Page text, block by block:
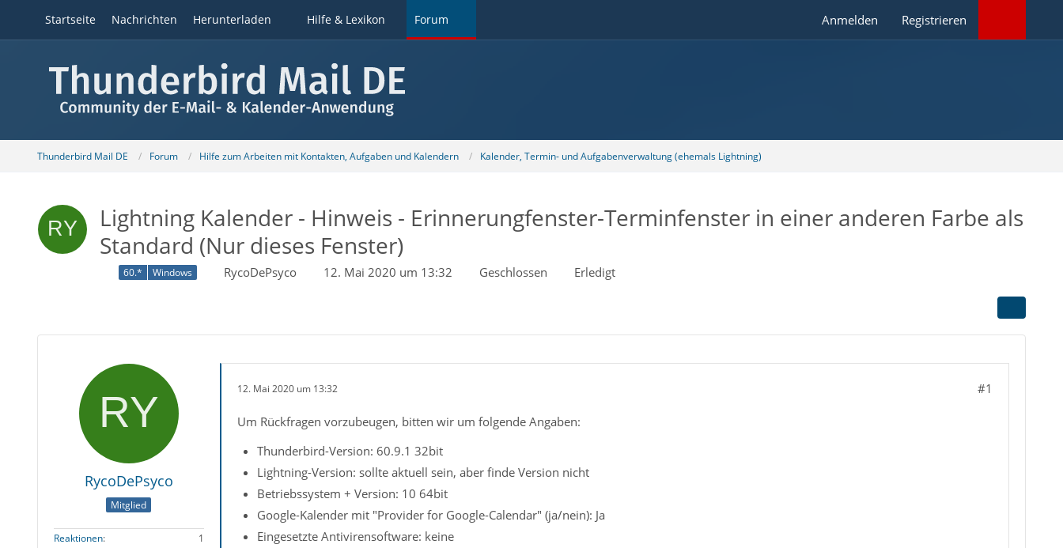
Startseite Nachrichten Herunterladen Hilfe & Lexikon Forum Anmelden Registrieren
Thunderbird Mail DE Forum Hilfe zum Arbeiten mit Kontakten, Aufgaben und Kalendern Kalender, Termin- und Aufgabenverwaltung (ehemals Lightning)
Lightning Kalender - Hinweis - Erinnerungfenster-Terminfenster in einer anderen Farbe als
Standard (Nur dieses Fenster)
60.* Windows RycoDePsyco 12. Mai 2020 um 13:32 Geschlossen Erledigt
RycoDePsyco
Mitglied
Reaktionen
1
12. Mai 2020 um 13:32 #1
Um Rückfragen vorzubeugen, bitten wir um folgende Angaben:
Thunderbird-Version: 60.9.1 32bit
Lightning-Version: sollte aktuell sein, aber finde Version nicht
Betriebssystem + Version: 10 64bit
Google-Kalender mit "Provider for Google-Calendar" (ja/nein): Ja
Eingesetzte Antivirensoftware: keine